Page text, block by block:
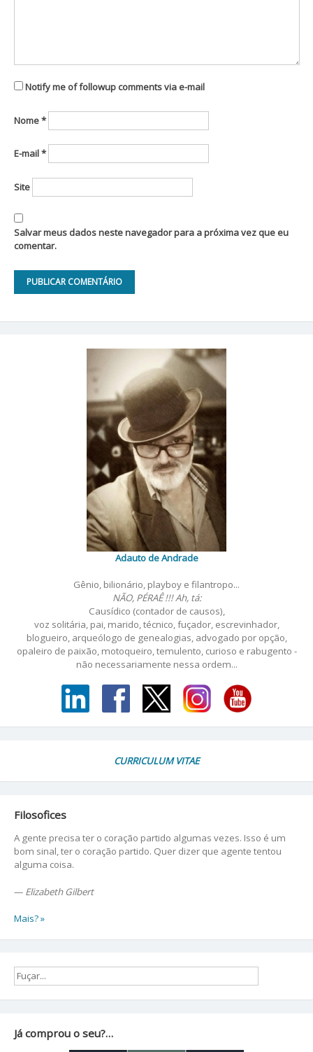
Notify me of followup comments via e-mail
Nome*
E-mail*
Site
Salvar meus dados neste navegador para a próxima vez que eu
comentar.
Adauto de Andrade
Gênio, bilionário, playboy e filantropo...
NÃO, PÉRAÊ !!! Ah, tá:
Causídico (contador de causos),
voz solitária, pai, marido, técnico, fuçador, escrevinhador,
blogueiro, arqueólogo de genealogias, advogado por opção,
opaleiro de paixão, motoqueiro, temulento, curioso e rabugento -
não necessariamente nessa ordem...
CURRICULUM VITAE
Filosofices
A gente precisa ter o coração partido algumas vezes. Isso é um
bom sinal, ter o coração partido. Quer dizer que agente tentou
alguma coisa.
— Elizabeth Gilbert
Mais? »
Já comprou o seu?…